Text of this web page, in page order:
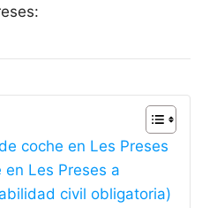
coche en Les Preses
en Les Preses a
civil obligatoria)